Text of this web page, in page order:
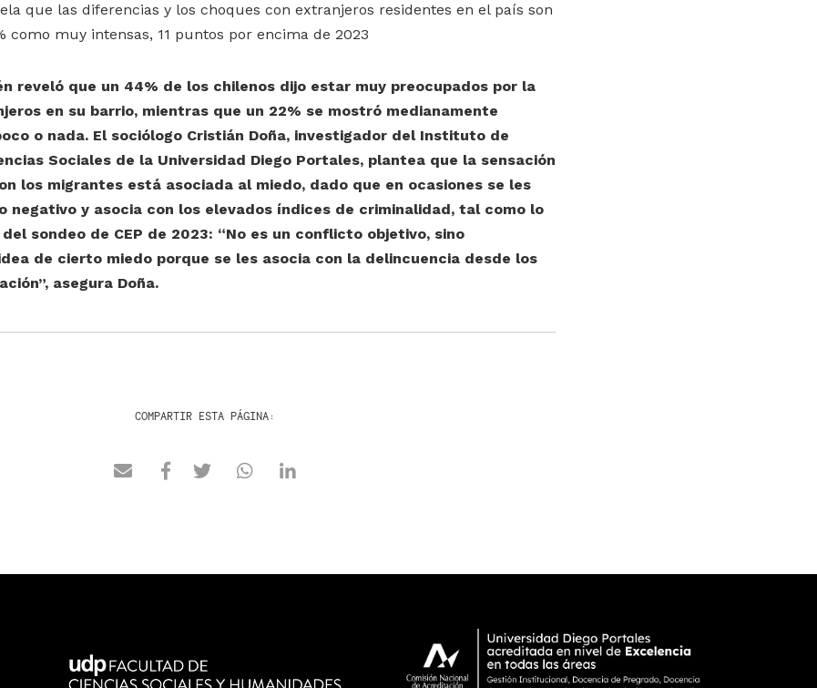
que las diferencias y los choques con extranjeros residentes en el país son
como muy intensas, 11 puntos por encima de 2023
reveló que un 44% de los chilenos dijo estar muy preocupados por la
en su barrio, mientras que un 22% se mostró medianamente
o nada. El sociólogo Cristián Doña, investigador del Instituto de
Sociales de la Universidad Diego Portales, plantea que la sensación
los migrantes está asociada al miedo, dado que en ocasiones se les
negativo y asocia con los elevados índices de criminalidad, tal como lo
sondeo de CEP de 2023: “No es un conflicto objetivo, sino
de cierto miedo porque se les asocia con la delincuencia desde los
asegura Doña.
COMPARTIR ESTA PÁGINA: